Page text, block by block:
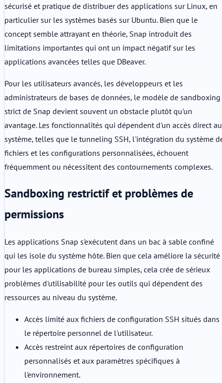
sécurisé et pratique de distribuer des applications sur Linux, en
particulier sur les systèmes basés sur Ubuntu. Bien que le
concept semble attrayant en théorie, Snap introduit des
limitations importantes qui ont un impact négatif sur les
applications avancées telles que DBeaver.
Pour les utilisateurs avancés, les développeurs et les
administrateurs de bases de données, le modèle de sandboxing
strict de Snap devient souvent un obstacle plutôt qu'un
avantage. Les fonctionnalités qui dépendent d'un accès direct au
système, telles que le tunneling SSH, l'intégration du système
fichiers et les configurations personnalisées, échouent
fréquemment ou nécessitent des contournements complexes.
Sandboxing restrictif et problèmes de
permissions
Les applications Snap s'exécutent dans un bac à sable confiné
qui les isole du système hôte. Bien que cela améliore la sécurité
pour les applications de bureau simples, cela crée de sérieux
problèmes d'utilisabilité pour les outils qui dépendent des
ressources au niveau du système.
Accès limité aux fichiers de configuration SSH situés dans
le répertoire personnel de l'utilisateur.
Accès restreint aux répertoires de configuration
personnalisés et aux paramètres spécifiques à
l'environnement.